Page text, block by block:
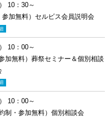
10：30～
加無料）セルビス会員説明会
10：00～
加無料）葬祭セミナー＆個別相談
10：00～
制・参加無料）個別相談会